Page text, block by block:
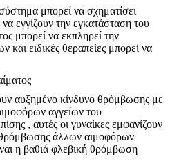
μπορεί να σχηματίσει
εγγίζουν την εγκατάσταση του
μπορεί να εκπληρεί την
και ειδικές θεραπείες μπορεί να
αυξημένο κίνδυνο θρόμβωσης με
αγγείων του
, αυτές οι γυναίκες εμφανίζουν
άλλων αιμοφόρων
η βαθιά φλεβική θρόμβωση